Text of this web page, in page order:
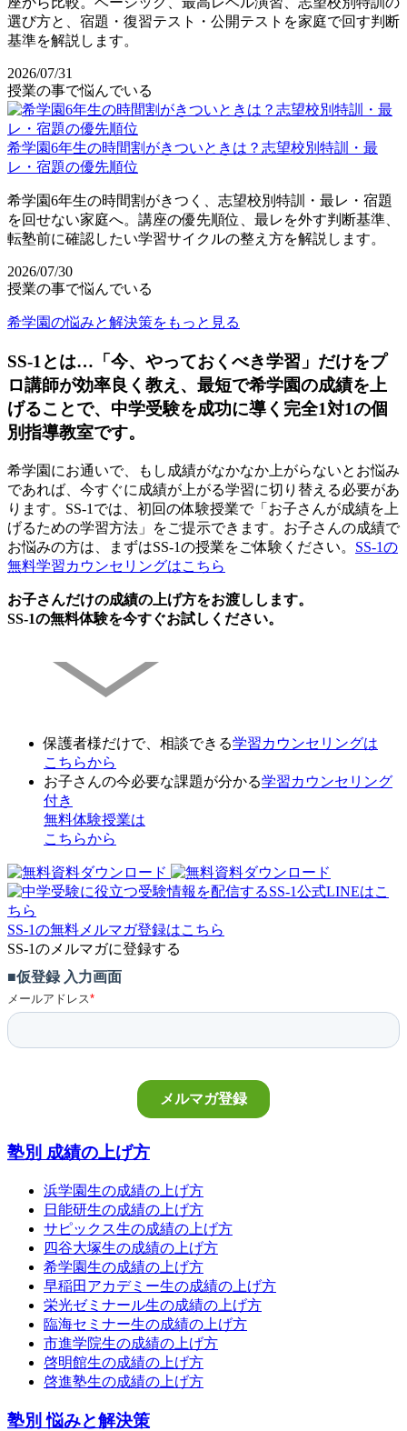
選び方と、宿題・復習テスト・公開テストを家庭で回す判断
基準を解説します。
2026/07/31
授業の事で悩んでいる
希学園6年生の時間割がきついときは？志望校別特訓・最
レ・宿題の優先順位
希学園6年生の時間割がきつく、志望校別特訓・最レ・宿題
を回せない家庭へ。講座の優先順位、最レを外す判断基準、
転塾前に確認したい学習サイクルの整え方を解説します。
2026/07/30
授業の事で悩んでいる
希学園の悩みと解決策をもっと見る
SS-1とは…「今、やっておくべき学習」だけをプ
ロ講師が効率良く教え、最短で希学園の成績を上
げることで、中学受験を成功に導く完全1対1の個
別指導教室です。
希学園にお通いで、もし成績がなかなか上がらないとお悩み
であれば、今すぐに成績が上がる学習に切り替える必要があ
ります。SS-1では、初回の体験授業で「お子さんが成績を上
げるための学習方法」をご提示できます。お子さんの成績で
お悩みの方は、まずはSS-1の授業をご体験ください。 SS-1の
無料学習カウンセリングはこちら
お子さんだけの成績の上げ方をお渡しします。
SS-1の無料体験を今すぐお試しください。
保護者様だけで、相談できる学習カウンセリングは
こちらから
お子さんの今必要な課題が分かる学習カウンセリング
付き
無料体験授業は
こちらから
SS-1の無料メルマガ登録はこちら
SS-1のメルマガに登録する
塾別 成績の上げ方
浜学園生の成績の上げ方
日能研生の成績の上げ方
サピックス生の成績の上げ方
四谷大塚生の成績の上げ方
希学園生の成績の上げ方
早稲田アカデミー生の成績の上げ方
栄光ゼミナール生の成績の上げ方
臨海セミナー生の成績の上げ方
市進学院生の成績の上げ方
啓明館生の成績の上げ方
啓進塾生の成績の上げ方
塾別 悩みと解決策